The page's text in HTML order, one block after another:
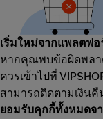
เริ่มใหม่จากแพลตฟอ
หากคุณพบข้อผิดพลา
ควรเข้าไปที่
สามารถติดตามเงิน
ยอมรับคุกกี้ทั้งหมดจ